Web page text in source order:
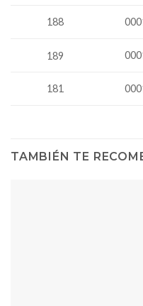
188
189
181
TAMBIÉN TE